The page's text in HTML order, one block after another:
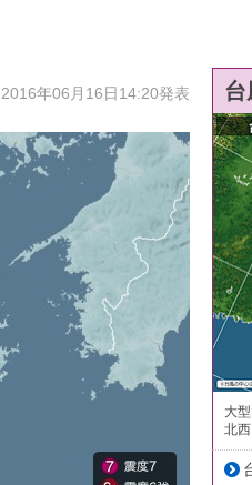
2016年06月16日14:20発表
大
北